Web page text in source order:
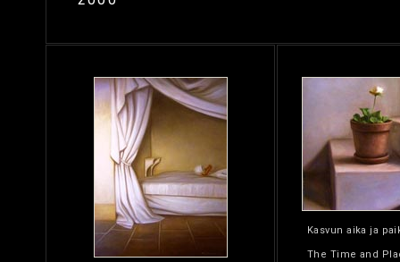
Kasvun aika ja
The Time and